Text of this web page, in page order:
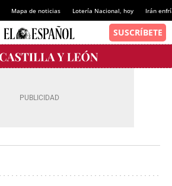
Mapa de noticias Lotería Nacional, hoy Irán